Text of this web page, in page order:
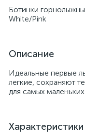
Ботинки
White/Pink
Описание
Идеальные первые
легкие, сохраняют
для самых маленьких.
Характеристики